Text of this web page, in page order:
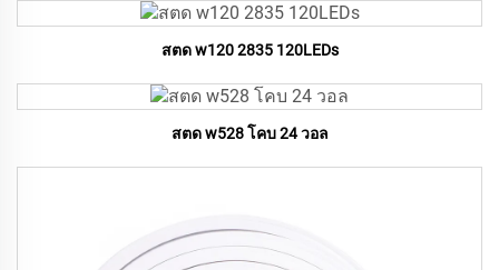
สตด w120 2835 120LEDs
สตด w528 โคบ 24 วอล